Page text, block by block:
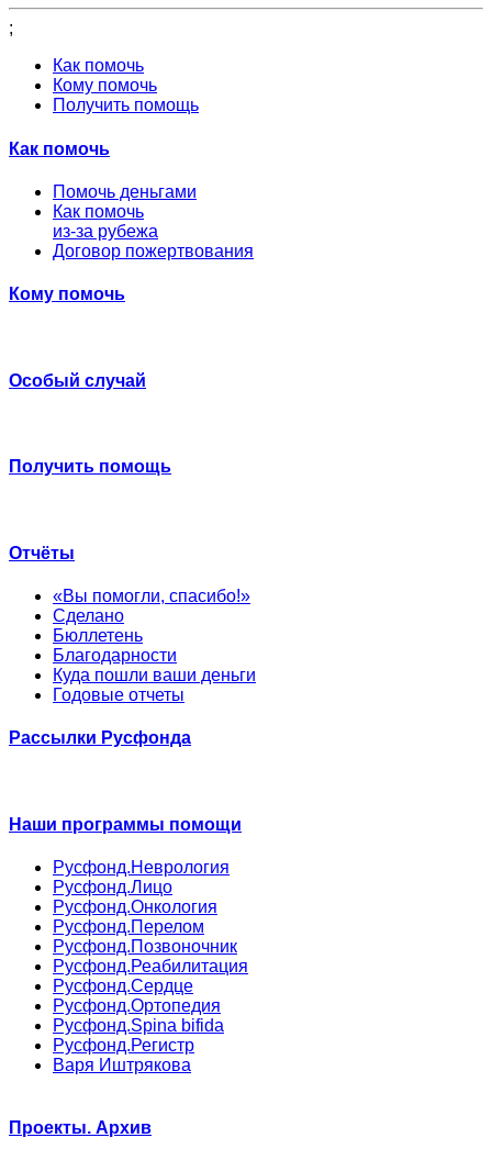
;
Как помочь
Кому помочь
Получить помощь
Как помочь
Помочь деньгами
Как помочь
из-за рубежа
Договор пожертвования
Кому помочь
Особый случай
Получить помощь
Отчёты
«Вы помогли, спасибо!»
Сделано
Бюллетень
Благодарности
Куда пошли ваши деньги
Годовые отчеты
Рассылки Русфонда
Наши программы помощи
Русфонд.Неврология
Русфонд.Лицо
Русфонд.Онкология
Русфонд.Перелом
Русфонд.Позвоночник
Русфонд.Реабилитация
Русфонд.Сердце
Русфонд.Ортопедия
Русфонд.Spina bifida
Русфонд.Регистр
Варя Иштрякова
Проекты. Архив